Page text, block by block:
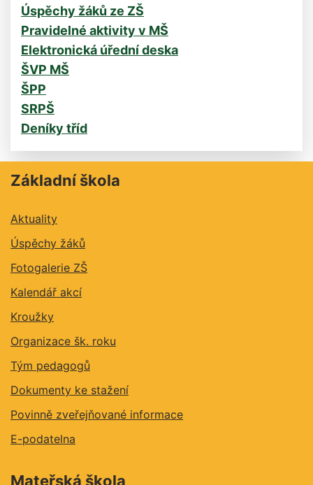
Úspěchy žáků ze ZŠ
Pravidelné aktivity v MŠ
Elektronická úřední deska
ŠVP MŠ
ŠPP
SRPŠ
Deníky tříd
Základní škola
Aktuality
Úspěchy žáků
Fotogalerie ZŠ
Kalendář akcí
Kroužky
Organizace šk. roku
Tým pedagogů
Dokumenty ke stažení
Povinně zveřejňované informace
E-podatelna
Mateřská škola